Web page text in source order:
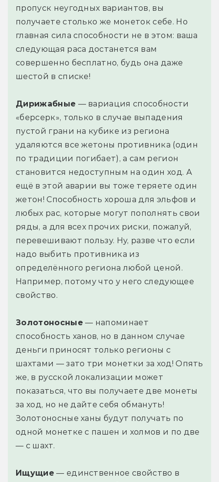
пропуск неугодных вариантов, вы
получаете столько же монеток себе. Но
главная сила способности не в этом: ваша
следующая раса достанется вам
совершенно бесплатно, будь она даже
шестой в списке!
Дирижабные — вариация способности
«берсерк», только в случае выпадения
пустой грани на кубике из региона
удаляются все жетоны противника (один
по традиции погибает), а сам регион
становится недоступным на один ход. А
ещё в этой аварии вы тоже теряете один
жетон! Способность хороша для эльфов и
любых рас, которые могут пополнять свои
ряды, а для всех прочих риски, пожалуй,
перевешивают пользу. Ну, разве что если
надо выбить противника из
определённого региона любой ценой.
Например, потому что у него следующее
свойство.
Золотоносные — напоминает
способность ханов, но в данном случае
деньги приносят только регионы с
шахтами — зато три монетки за ход! Опять
же, в русской локализации может
показаться, что вы получаете две монеты
за ход, но не дайте себя обмануть!
Золотоносные ханы будут получать по
одной монетке с пашен и холмов и по две
— с шахт.
Ищущие — единственное свойство в